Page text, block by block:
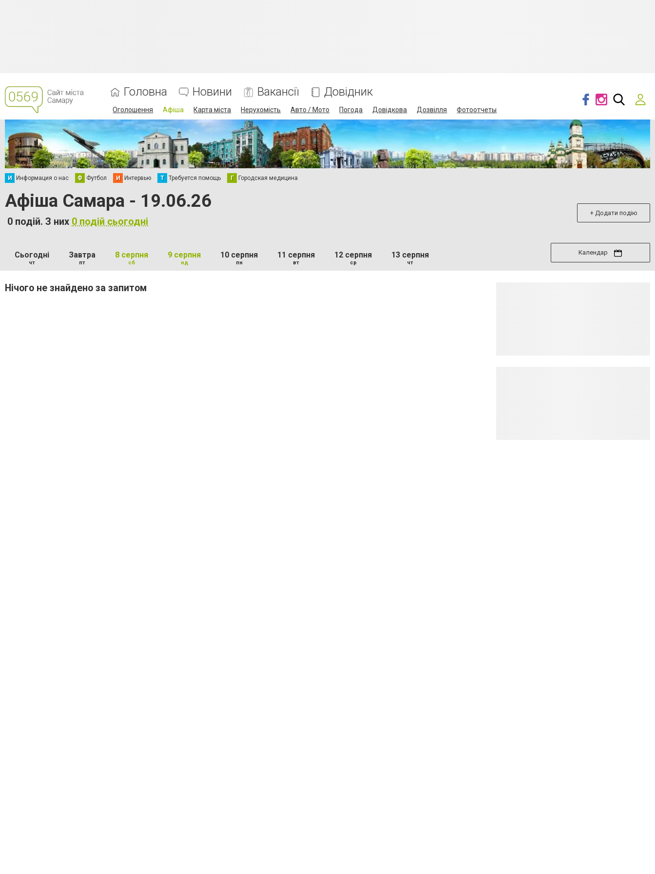
Головна Новини Вакансії Довідник
Оголошення Афіша Карта міста Нерухомість Авто / Мото Погода Довідкова Дозвілля Фотоотчеты
И Информация о нас Ф Футбол И Интервью Т Требуется помощь Г Городская медицина
Афіша Самара - 19.06.26
0 подій. З них 0 подій сьогодні
+ Додати подію
Сьогодні
чт
Завтра
пт
8 серпня
сб
9 серпня
нд
10 серпня
пн
11 серпня
вт
12 серпня
ср
13 серпня
чт
Календар
Нічого не знайдено за запитом